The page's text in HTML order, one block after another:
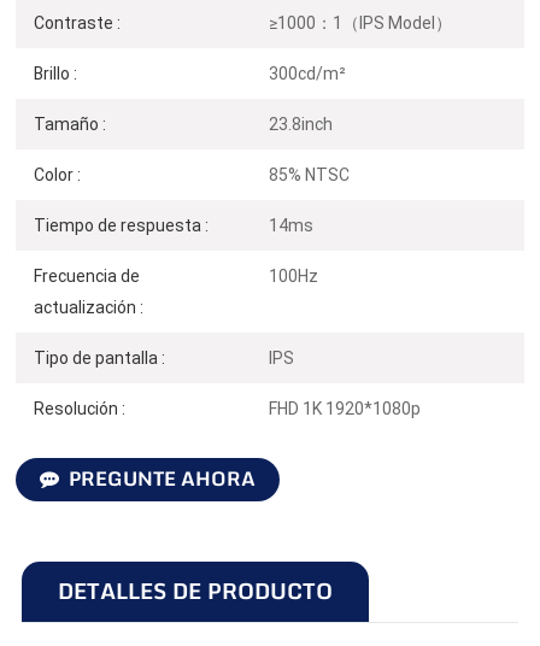
Contraste : ≥1000：1（IPS Model）
Brillo : 300cd/m²
Tamaño : 23.8inch
Color : 85% NTSC
Tiempo de respuesta : 14ms
Frecuencia de
actualización :
100Hz
Tipo de pantalla : IPS
Resolución : FHD 1K 1920*1080p
PREGUNTE AHORA
DETALLES DE PRODUCTO